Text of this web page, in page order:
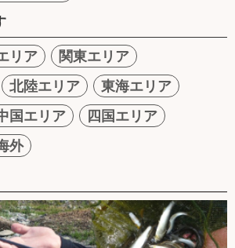
リア
関東エリア
北陸エリア
東海エリア
国エリア
四国エリア
外